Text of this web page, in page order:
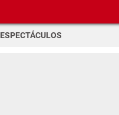
ESPECTÁCULOS